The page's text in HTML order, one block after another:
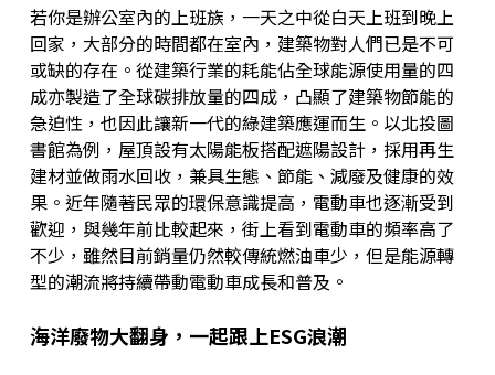
若你是辦公室內的上班族，一天之中從白天上班到晚上
回家，大部分的時間都在室內，建築物對人們已是不可
或缺的存在。從建築行業的耗能佔全球能源使用量的四
成亦製造了全球碳排放量的四成，凸顯了建築物節能的
急迫性，也因此讓新一代的綠建築應運而生。以北投圖
書館為例，屋頂設有太陽能板搭配遮陽設計，採用再生
建材並做雨水回收，兼具生態、節能、減廢及健康的效
果。近年隨著民眾的環保意識提高，電動車也逐漸受到
歡迎，與幾年前比較起來，街上看到電動車的頻率高了
不少，雖然目前銷量仍然較傳統燃油車少，但是能源轉
型的潮流將持續帶動電動車成長和普及。
海洋廢物大翻身，一起跟上ESG浪潮